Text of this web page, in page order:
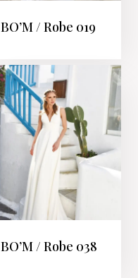
BO’M / Robe 019
BO’M / Robe 038